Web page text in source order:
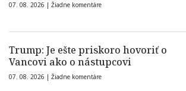
07. 08. 2026 | Žiadne komentáre
Trump: Je ešte priskoro hovoriť o
Vancovi ako o nástupcovi
07. 08. 2026 | Žiadne komentáre